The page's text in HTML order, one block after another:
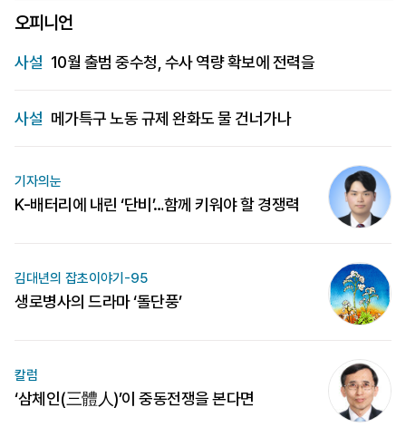
오피니언
사설 10월 출범 중수청, 수사 역량 확보에 전력을
사설 메가특구 노동 규제 완화도 물 건너가나
기자의눈
K-배터리에 내린 ‘단비’…함께 키워야 할 경쟁력
김대년의 잡초이야기-95
생로병사의 드라마 ‘돌단풍’
칼럼
‘삼체인(三體人)’이 중동전쟁을 본다면